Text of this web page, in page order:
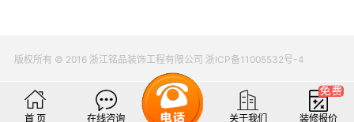
版权所有 © 2016 浙江铭品装饰工程有限公司 浙ICP备11005532号-4
首 页 在线咨询 关于我们 装修报价